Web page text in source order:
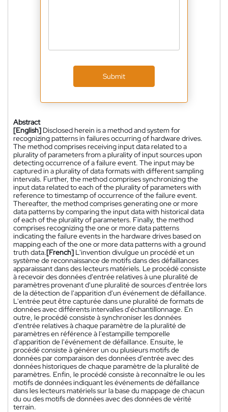
Submit
Abstract
[English] Disclosed herein is a method and system for
recognizing patterns in failures occurring of hardware drives.
The method comprises receiving input data related to a
plurality of parameters from a plurality of input sources upon
detecting occurrence of a failure event. The input may be
captured in a plurality of data formats with different sampling
intervals. Further, the method comprises synchronizing the
input data related to each of the plurality of parameters with
reference to timestamp of occurrence of the failure event.
Thereafter, the method comprises generating one or more
data patterns by comparing the input data with historical data
of each of the plurality of parameters. Finally, the method
comprises recognizing the one or more data patterns
indicating the failure events in the hardware drives based on
mapping each of the one or more data patterns with a ground
truth data.[French] L'invention divulgue un procédé et un
système de reconnaissance de motifs dans des défaillances
apparaissant dans des lecteurs matériels. Le procédé consiste
à recevoir des données d'entrée relatives à une pluralité de
paramètres provenant d'une pluralité de sources d'entrée lors
de la détection de l'apparition d'un événement de défaillance.
L'entrée peut être capturée dans une pluralité de formats de
données avec différents intervalles d'échantillonnage. En
outre, le procédé consiste à synchroniser les données
d'entrée relatives à chaque paramètre de la pluralité de
paramètres en référence à l'estampille temporelle
d'apparition de l'événement de défaillance. Ensuite, le
procédé consiste à générer un ou plusieurs motifs de
données par comparaison des données d'entrée avec des
données historiques de chaque paramètre de la pluralité de
paramètres. Enfin, le procédé consiste à reconnaître le ou les
motifs de données indiquant les événements de défaillance
dans les lecteurs matériels sur la base du mappage de chacun
du ou des motifs de données avec des données de vérité
terrain.